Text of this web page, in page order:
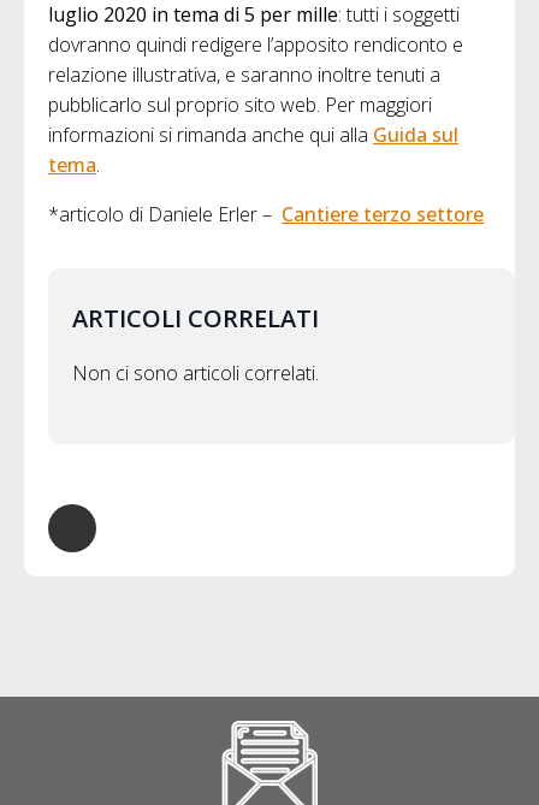
luglio 2020 in tema di 5 per mille: tutti i soggetti
dovranno quindi redigere l’apposito rendiconto e
relazione illustrativa, e saranno inoltre tenuti a
pubblicarlo sul proprio sito web. Per maggiori
informazioni si rimanda anche qui alla Guida sul
tema.
*articolo di Daniele Erler – Cantiere terzo settore
ARTICOLI CORRELATI
Non ci sono articoli correlati.